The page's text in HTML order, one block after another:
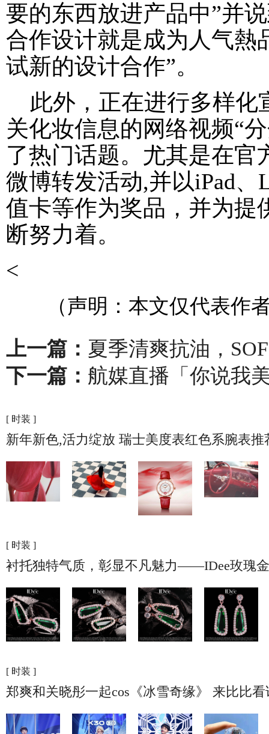
要的东西放进产品中”并
合作设计就是成为人气熱
试新的设计合作”。
此外，正在进行多样化
关化妆信息的网络视频“
了热门话题。尤其是在官
微博转发活动,并以iPad
值卡等作为奖品，并为提
断努力着。
<
（声明：本文仅代表作者
上一篇： 夏季清爽抗油，
下一篇： 航媒直播「你说我
[ 时装 ]
新年新色,活力绽放 瑞士美度表红色系腕表推
[ 时装 ]
衬托独特气质，彰显不凡魅力——IDee玫瑰
[ 时装 ]
郑爽和关晓彤一起cos《冰雪奇缘》 来比比